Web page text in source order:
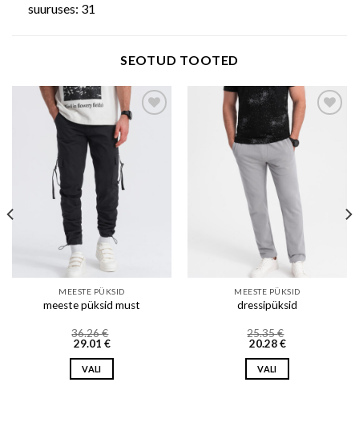
suuruses: 31
SEOTUD TOOTED
Add to wishlist
MEESTE PÜKSID
meeste püksid must
36.26€
29.01 €
VALI
Add to wishlist
MEESTE PÜKSID
dressipüksid
25.35€
20.28€
VALI